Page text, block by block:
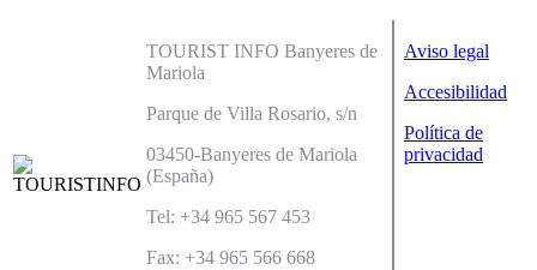
TOURIST INFO Banyeres de
Mariola
Parque de Villa Rosario, s/n
03450-Banyeres de Mariola
(España)
Tel: +34 965 567 453
Fax: +34 965 566 668
Aviso legal
Accesibilidad
Política de
privacidad